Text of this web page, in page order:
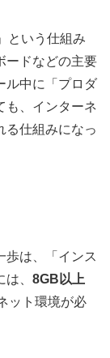
という仕組み
ードなどの主要
ル中に「プロダ
も、インターネ
る仕組みになっ
歩は、「インス
、 8GB以上
ット環境が必